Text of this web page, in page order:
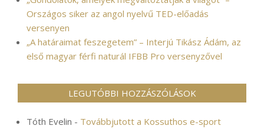
Országos siker az angol nyelvű TED-előadás
versenyen
„A határaimat feszegetem” – Interjú Tikász Ádám, az
első magyar férfi naturál IFBB Pro versenyzővel
LEGUTÓBBI HOZZÁSZÓLÁSOK
Tóth Evelin - Továbbjutott a Kossuthos e-sport